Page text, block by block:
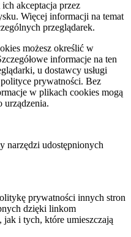
akceptacja przez
Więcej informacji na temat
przeglądarek.
możesz określić w
informacje na ten
u dostawcy usługi
prywatności. Bez
w plikach cookies mogą
urządzenia.
narzędzi udostępnionych
prywatności innych stron
dzięki linkom
jak i tych, które umieszczają